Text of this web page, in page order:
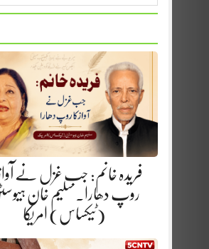
فریدہ خانم: جب غزل نے
روپ دھارا. سلیم خان
(ٹیکساس) امریکا